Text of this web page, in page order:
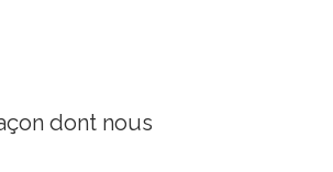
dont nous